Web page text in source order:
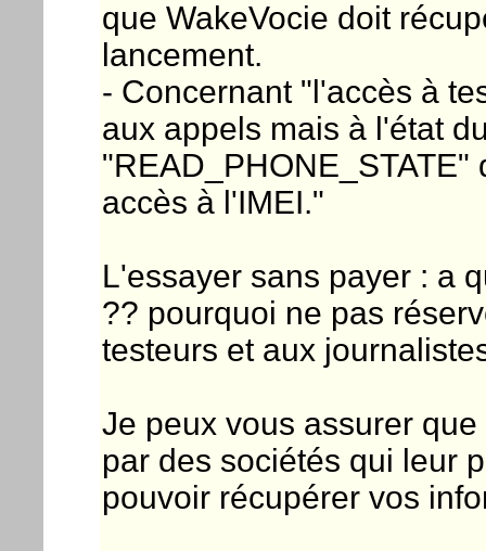
que WakeVocie doit
lancement.
- Concernant "l'accès à
aux appels mais à l'état
accès à l'IMEI."
L'essayer sans payer : a
?? pourquoi ne pas
testeurs et aux
Je peux vous assurer
par des sociétés qui leur
pouvoir récupérer vos